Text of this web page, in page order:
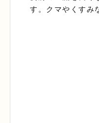
す。クマやくす